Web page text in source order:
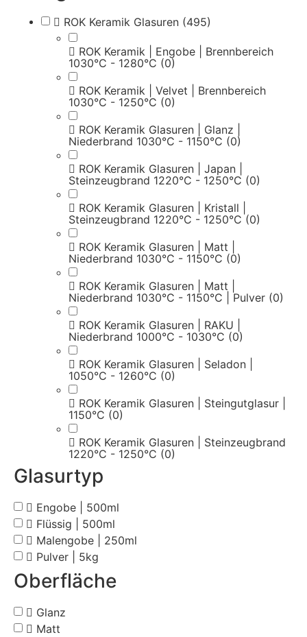
ROK Keramik Glasuren (495)
ROK Keramik | Engobe | Brennbereich
1030°C - 1280°C (0)
ROK Keramik | Velvet | Brennbereich
1030°C - 1250°C (0)
ROK Keramik Glasuren | Glanz |
Niederbrand 1030°C - 1150°C (0)
ROK Keramik Glasuren | Japan |
Steinzeugbrand 1220°C - 1250°C (0)
ROK Keramik Glasuren | Kristall |
Steinzeugbrand 1220°C - 1250°C (0)
ROK Keramik Glasuren | Matt |
Niederbrand 1030°C - 1150°C (0)
ROK Keramik Glasuren | Matt |
Niederbrand 1030°C - 1150°C | Pulver (0)
ROK Keramik Glasuren | RAKU |
Niederbrand 1000°C - 1030°C (0)
ROK Keramik Glasuren | Seladon |
1050°C - 1260°C (0)
ROK Keramik Glasuren | Steingutglasur |
1150°C (0)
ROK Keramik Glasuren | Steinzeugbrand
1220°C - 1250°C (0)
Glasurtyp
Engobe | 500ml
Flüssig | 500ml
Malengobe | 250ml
Pulver | 5kg
Oberfläche
Glanz
Matt